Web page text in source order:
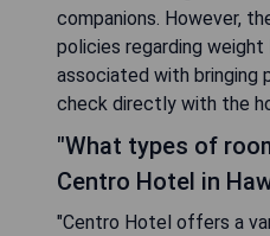
companions. However,
policies regarding
associated with bringing
check directly with the
"What types of
Centro Hotel in
"Centro Hotel offers a